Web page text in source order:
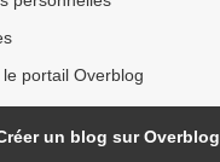
portail Overblog
un blog sur Overblog